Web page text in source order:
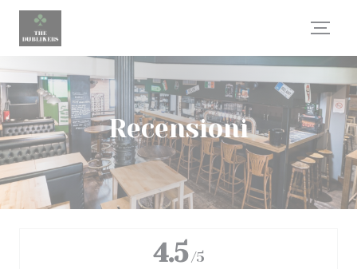
Personalizzazione delle tue scelte sui cookie
Recensioni
4.5 /5